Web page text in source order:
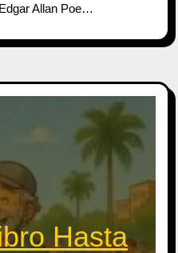
Allan Poe…
Hasta